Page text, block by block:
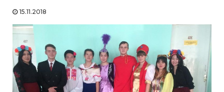
15.11.2018